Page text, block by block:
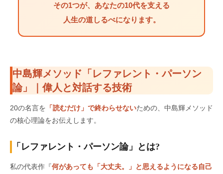
その1つが、あなたの10代を支える
人生の道しるべになります。
中島輝メソッド「レファレント・パーソン
論」｜偉人と対話する技術
20の名言を 「読むだけ」で終わらせないための、中島輝メソッド
の核心理論をお伝えします。
「レファレント・パーソン論」とは?
私の代表作『何があっても「大丈夫。」と思えるようになる自己